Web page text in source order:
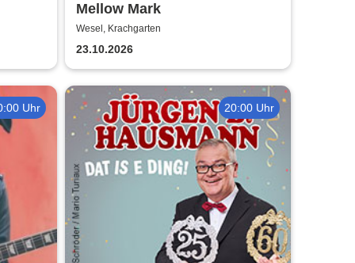
Mellow Mark
Wesel, Krachgarten
23.10.2026
Uhr 20:00 Uhr